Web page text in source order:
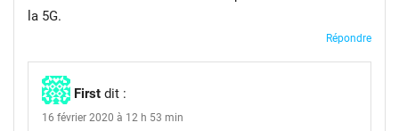
la 5G.
Répondre
First dit :
16 février 2020 à 12 h 53 min